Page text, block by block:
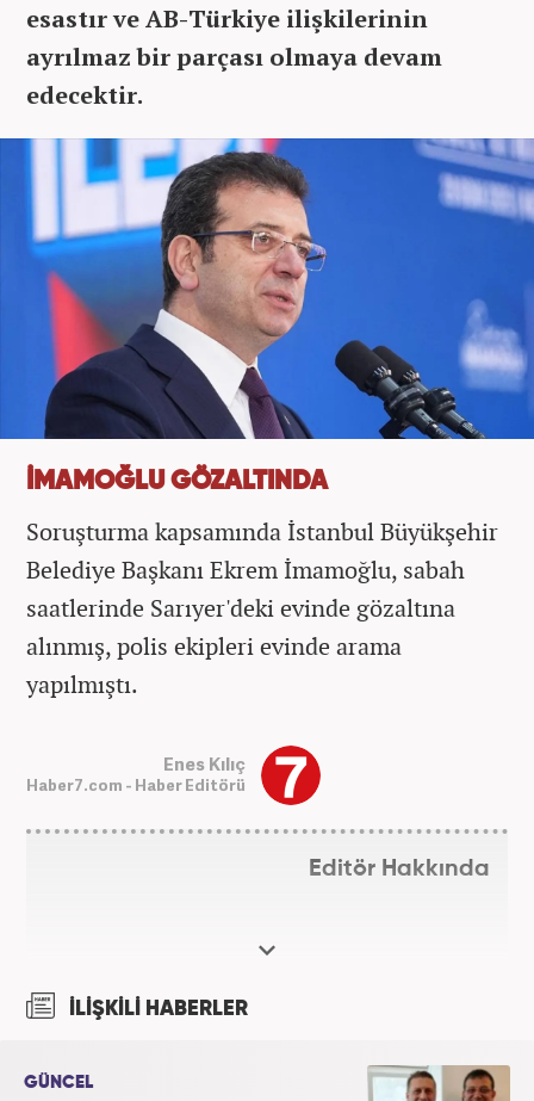
esastır ve AB-Türkiye ilişkilerinin
ayrılmaz bir parçası olmaya devam
edecektir.
İMAMOĞLU GÖZALTINDA
Soruşturma kapsamında İstanbul Büyükşehir
Belediye Başkanı Ekrem İmamoğlu, sabah
saatlerinde Sarıyer'deki evinde gözaltına
alınmış, polis ekipleri evinde arama
yapılmıştı.
Enes Kılıç
Haber7.com - Haber Editörü
Editör Hakkında
İLİŞKİLİ HABERLER
GÜNCEL